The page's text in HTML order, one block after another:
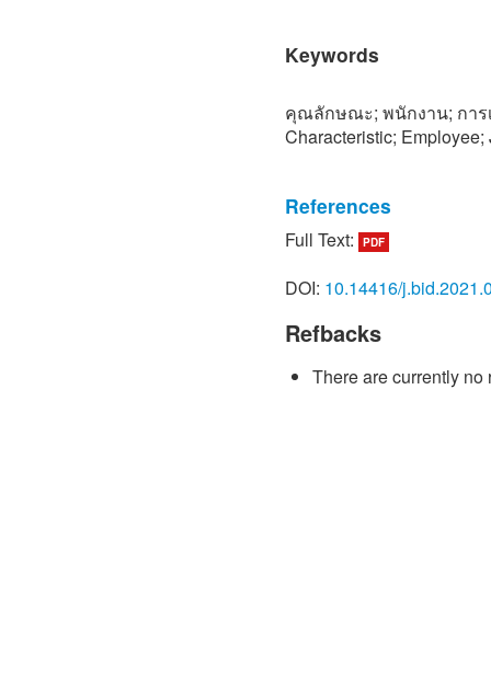
Keywords
คุณลักษณะ; พนักงาน; การ
Characteristic;
References
[1] วิชชุดา ชาญณรงค์.
ปลีก”.ประชาติธุรกิจ,23
[2] ธนิต โสรัตน์. (2552).
เศรษฐกิจถดถอย
[3] กรมสวัสดิการและคุ้มค
แนวทางบรรเทาปัญหาการ
Full Text: PDF
DOI: 10.14416/
Refbacks
There are currently no